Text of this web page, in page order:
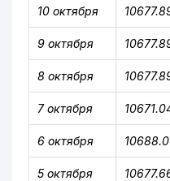
10 октября
9 октября
8 октября
7 октября
6 октября
5 октября